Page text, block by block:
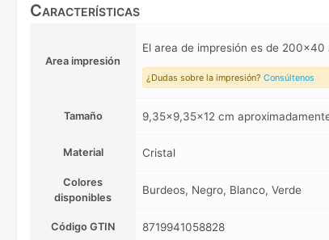
Características
Area impresión
El area de impresión es de
¿Dudas sobre la impresión? Consúltenos
Tamaño 9,35x9,35x12 cm
Material Cristal
Colores
disponibles
Burdeos, Negro, Blanco, Verde
Código GTIN 8719941058828